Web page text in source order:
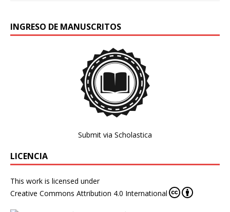
INGRESO DE MANUSCRITOS
Submit via Scholastica
LICENCIA
This work is licensed under
Creative Commons Attribution 4.0 International